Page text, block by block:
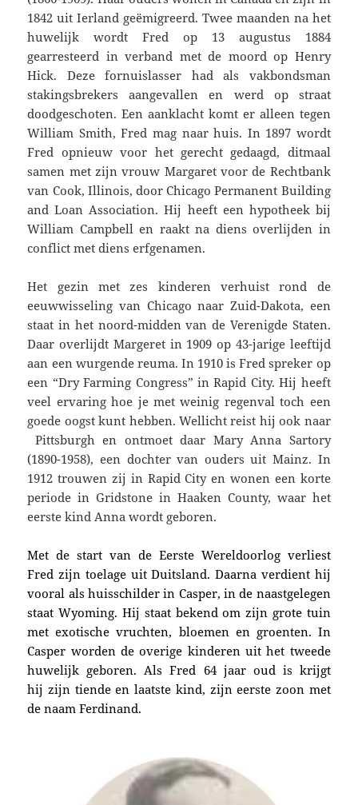
1842 uit Ierland geëmigreerd. Twee maanden na het
huwelijk wordt Fred op 13 augustus 1884
gearresteerd in verband met de moord op Henry
Hick. Deze fornuislasser had als vakbondsman
stakingsbrekers aangevallen en werd op straat
doodgeschoten. Een aanklacht komt er alleen tegen
William Smith, Fred mag naar huis. In 1897 wordt
Fred opnieuw voor het gerecht gedaagd, ditmaal
samen met zijn vrouw Margaret voor de Rechtbank
van Cook, Illinois, door Chicago Permanent Building
and Loan Association. Hij heeft een hypotheek bij
William Campbell en raakt na diens overlijden in
conflict met diens erfgenamen.
Het gezin met zes kinderen verhuist rond de
eeuwwisseling van Chicago naar Zuid-Dakota, een
staat in het noord-midden van de Verenigde Staten.
Daar overlijdt Margeret in 1909 op 43-jarige leeftijd
aan een wurgende reuma. In 1910 is Fred spreker op
een “Dry Farming Congress” in Rapid City. Hij heeft
veel ervaring hoe je met weinig regenval toch een
goede oogst kunt hebben. Wellicht reist hij ook naar
Pittsburgh en ontmoet daar Mary Anna Sartory
(1890-1958), een dochter van ouders uit Mainz. In
1912 trouwen zij in Rapid City en wonen een korte
periode in Gridstone in Haaken County, waar het
eerste kind Anna wordt geboren.
Met de start van de Eerste Wereldoorlog verliest
Fred zijn toelage uit Duitsland. Daarna verdient hij
vooral als huisschilder in Casper, in de naastgelegen
staat Wyoming. Hij staat bekend om zijn grote tuin
met exotische vruchten, bloemen en groenten. In
Casper worden de overige kinderen uit het tweede
huwelijk geboren. Als Fred 64 jaar oud is krijgt
hij zijn tiende en laatste kind, zijn eerste zoon met
de naam Ferdinand.